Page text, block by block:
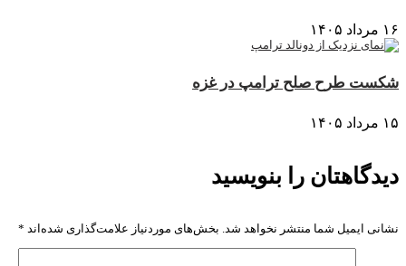
۱۶ مرداد ۱۴۰۵
شکست طرح صلح ترامپ در غزه
۱۵ مرداد ۱۴۰۵
دیدگاهتان را بنویسید
نشانی ایمیل شما منتشر نخواهد شد. بخش‌های موردنیاز علامت‌گذاری شده‌اند *